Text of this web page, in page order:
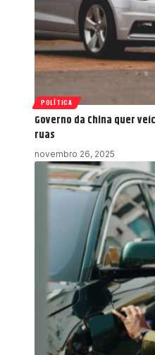
POLÍTICA
Governo da China quer
ruas
novembro 26, 2025